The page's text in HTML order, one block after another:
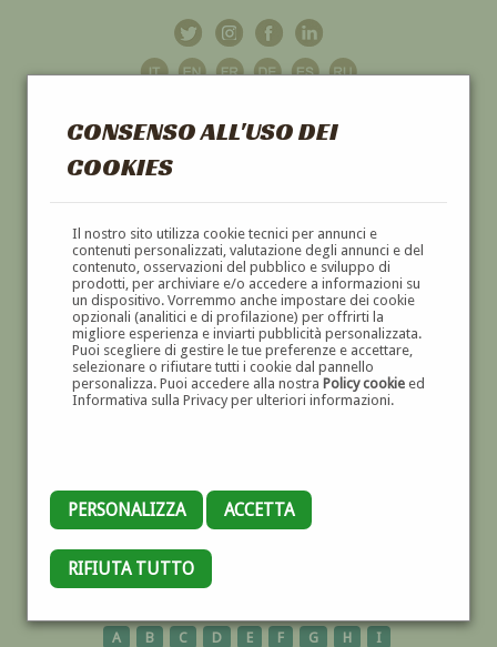
CONSENSO ALL'USO DEI
COOKIES
Il nostro sito utilizza cookie tecnici per annunci e
contenuti personalizzati, valutazione degli annunci e del
contenuto, osservazioni del pubblico e sviluppo di
prodotti, per archiviare e/o accedere a informazioni su
un dispositivo. Vorremmo anche impostare dei cookie
opzionali (analitici e di profilazione) per offrirti la
migliore esperienza e inviarti pubblicità personalizzata.
Puoi scegliere di gestire le tue preferenze e accettare,
selezionare o rifiutare tutti i cookie dal pannello
personalizza. Puoi accedere alla nostra Policy cookieed
Informativa sulla Privacy per ulteriori informazioni.
PERSONALIZZA ACCETTA
RIFIUTA TUTTO
GALLERIAD'ARTE
DIPINTI E SCULTURE '800 E '900
COLONNA
A B C D E F G H I